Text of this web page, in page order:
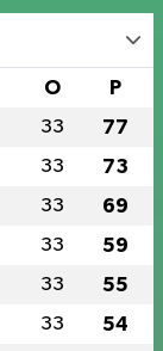
O P
33 77
33 73
33 69
33 59
33 55
33 54